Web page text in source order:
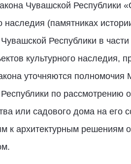
Чувашской Республики
наследия (памятниках
Республики в
культурного наследия,
уточняются
по рассмотрению
или садового дома на его
к архитектурным решениям